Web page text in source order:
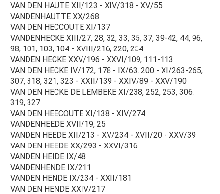
VAN DEN HAUTE XII/123 - XIV/318 - XV/55
VANDENHAUTTE XX/268
VAN DEN HECCOUTE XI/137
VANDENHECKE XIII/27, 28, 32, 33, 35, 37, 39-42, 44, 96,
98, 101, 103, 104 - XVIII/216, 220, 254
VANDEN HECKE XXV/196 - XXVI/109, 111-113
VAN DEN HECKE IV/172, 178 - IX/63, 200 - XI/263-265,
307, 318, 321, 323 - XXII/139 - XXIV/89 - XXV/190
VAN DEN HECKE DE LEMBEKE XI/238, 252, 253, 306,
319, 327
VAN DEN HEECOUTE XI/138 - XIV/274
VANDENHEEDE XVII/19, 25
VANDEN HEEDE XII/213 - XV/234 - XVII/20 - XXV/39
VAN DEN HEEDE XX/293 - XXVI/316
VANDEN HEIDE IX/48
VANDENHENDE IX/211
VANDEN HENDE IX/234 - XXII/181
VAN DEN HENDE XXIV/217